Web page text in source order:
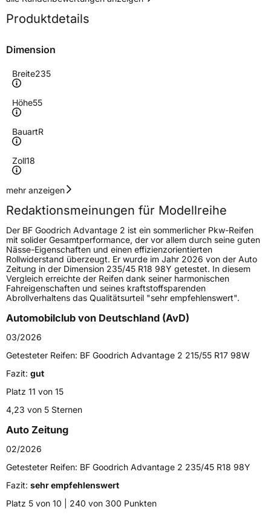
Produktdetails
Dimension
Breite235
Höhe55
BauartR
Zoll18
Geschwindigkeitsindex
Höchstgeschwindigkeit
240 km/h
Lastindex104
Höchstlast900 kg
Generelle Merkmale
FahrzeugtypPKW
Verwendung
Modellname Advantage 2
Fahrzeugart
Weitere Eigenschaften
SchlauchtypTL
VerstärktXL
mehr anzeigen
Redaktionsmeinungen für Modellreihe
Der BF Goodrich Advantage 2 ist ein sommerlicher Pkw-Reifen
mit solider Gesamtperformance, der vor allem durch seine guten
Nässe-Eigenschaften und einen effizienzorientierten
Rollwiderstand überzeugt. Er wurde im Jahr 2026 von der Auto
Zeitung in der Dimension 235/45 R18 98Y getestet. In diesem
Vergleich erreichte der Reifen dank seiner harmonischen
Fahreigenschaften und seines kraftstoffsparenden
Abrollverhaltens das Qualitätsurteil "sehr empfehlenswert".
Automobilclub von Deutschland (AvD)
03/2026
Getesteter Reifen: BF Goodrich Advantage 2 215/55 R17 98W
Fazit: gut
Platz 11 von 15
4,23 von 5 Sternen
Auto Zeitung
02/2026
Getesteter Reifen: BF Goodrich Advantage 2 235/45 R18 98Y
Fazit: sehr empfehlenswert
Platz 5 von 10 | 240 von 300 Punkten